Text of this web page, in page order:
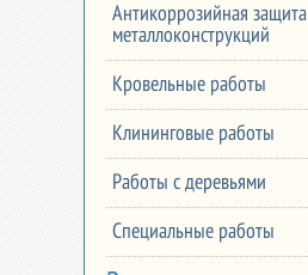
Антикоррозийная защита
металлоконструкций
Кровельные работы
Клининговые работы
Работы с деревьями
Специальные работы